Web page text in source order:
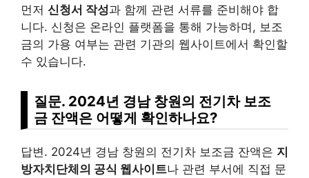
먼저 신청서 작성과 함께 관련 서류를 준비해야 합
니다. 신청은 온라인 플랫폼을 통해 가능하며, 보조
금의 가용 여부는 관련 기관의 웹사이트에서 확인할
수 있습니다.
질문. 2024년 경남 창원의 전기차 보조
금 잔액은 어떻게 확인하나요?
답변. 2024년 경남 창원의 전기차 보조금 잔액은 지
방자치단체의 공식 웹사이트나 관련 부서에 직접 문